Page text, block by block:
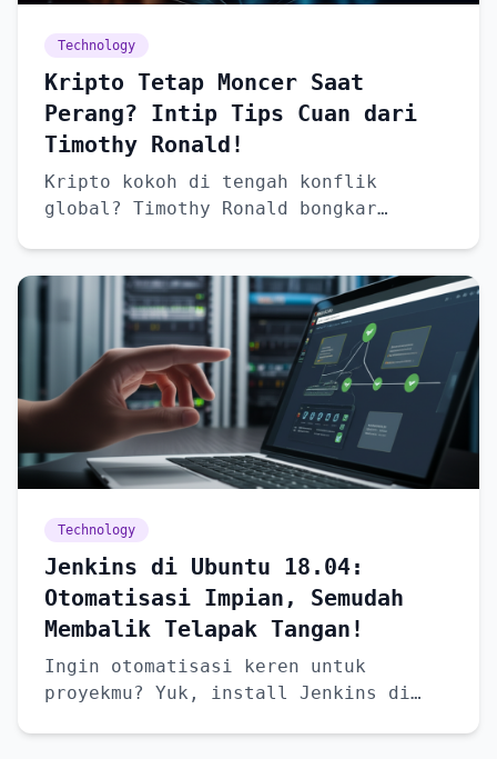
Technology
Kripto Tetap Moncer Saat
Perang? Intip Tips Cuan dari
Timothy Ronald!
Kripto kokoh di tengah konflik
global? Timothy Ronald bongkar
Technology
Jenkins di Ubuntu 18.04:
Otomatisasi Impian, Semudah
Membalik Telapak Tangan!
Ingin otomatisasi keren untuk
proyekmu? Yuk, install Jenkins di